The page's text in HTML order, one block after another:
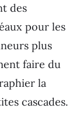
des
pour les
plus
faire du
la
cascades.